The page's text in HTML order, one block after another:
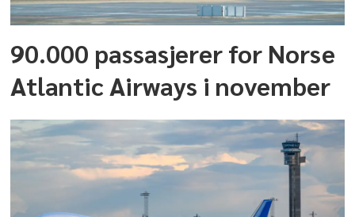
90.000 passasjerer for Norse
Atlantic Airways i november